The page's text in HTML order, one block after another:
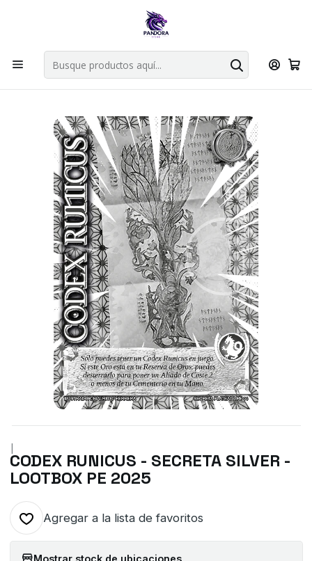
Por compras en cartas singles superiores a 49.990 el envio es
Explorar singles
Inicio Juegos de cartas TCG Mitos y Leyendas TCG
Singles Primera Era MYL Oro
|
CODEX RUNICUS - SECRETA SILVER -
LOOTBOX PE 2025
Agregar a la lista de favoritos
Mostrar stock de ubicaciones